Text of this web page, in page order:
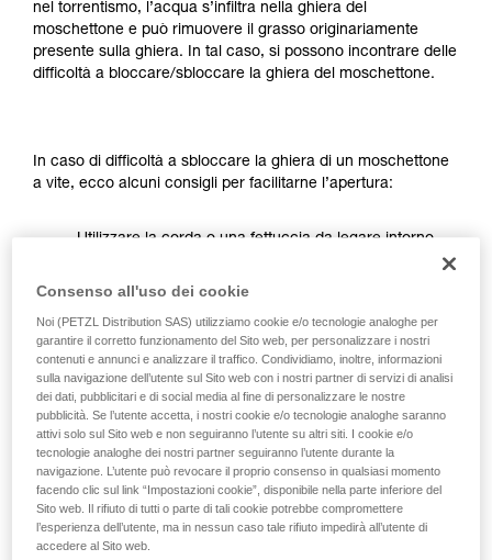
capire queste ulteriori informazioni.
La padronanza di queste tecniche richiede una
formazione ed un addestramento specifico.
Forniamo esempi di tecniche relative alla vostra
attività. Ne possono esistere altre che non
nel torrentismo, l’acqua s’infiltra nella ghiera del
moschettone e può rimuovere il grasso originariamente
presente sulla ghiera. In tal caso, si possono incontrare delle
difficoltà a bloccare/sbloccare la ghiera del moschettone.
In caso di difficoltà a sbloccare la ghiera di un moschettone
a vite, ecco alcuni consigli per facilitarne l’apertura:
Utilizzare la corda o una fettuccia da legare intorno
Consenso all'uso dei cookie
Noi (PETZL Distribution SAS) utilizziamo cookie e/o tecnologie analoghe per
garantire il corretto funzionamento del Sito web, per personalizzare i nostri
contenuti e annunci e analizzare il traffico. Condividiamo, inoltre, informazioni
sulla navigazione dell’utente sul Sito web con i nostri partner di servizi di analisi
dei dati, pubblicitari e di social media al fine di personalizzare le nostre
pubblicità. Se l’utente accetta, i nostri cookie e/o tecnologie analoghe saranno
attivi solo sul Sito web e non seguiranno l’utente su altri siti. I cookie e/o
tecnologie analoghe dei nostri partner seguiranno l’utente durante la
navigazione. L’utente può revocare il proprio consenso in qualsiasi momento
facendo clic sul link “Impostazioni cookie”, disponibile nella parte inferiore del
Sito web. Il rifiuto di tutti o parte di tali cookie potrebbe compromettere
l’esperienza dell’utente, ma in nessun caso tale rifiuto impedirà all’utente di
accedere al Sito web.